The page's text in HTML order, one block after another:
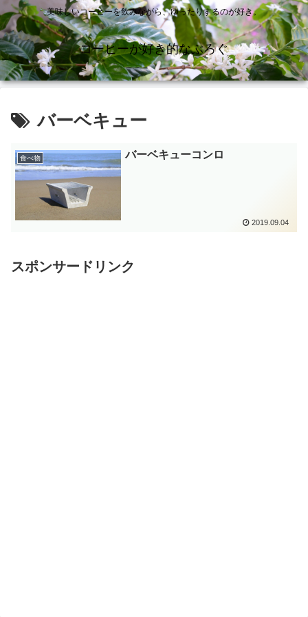
美味しいコーヒーを飲みながら、ゆったりするのが好き。
コーヒーが好き的なぶろぐ
バーベキュー
食べ物 バーベキューコンロ
2019.09.04
スポンサードリンク